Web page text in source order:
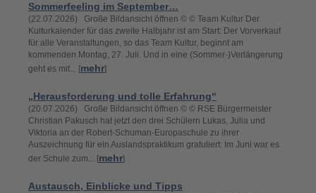
Sommerfeeling im September…
(22.07.2026) Große Bildansicht öffnen © © Team Kultur Der
Kulturkalender für das zweite Halbjahr ist am Start: Der Vorverkauf
für alle Veranstaltungen, so das Team Kultur, beginnt am
kommenden Montag, 27. Juli. Und in eine (Sommer-)Verlängerung
geht es mit... [mehr]
„Herausforderung und tolle Erfahrung“
(20.07.2026) Große Bildansicht öffnen © © RSE Bürgermeister
Christian Pakusch hat jetzt den drei Schülern Lukas, Julia und
Viktoria an der Robert-Schuman-Europaschule zu ihrer
Auszeichnung für ein Auslandspraktikum gratuliert: Im Juni war es
der Schule zum... [mehr]
Austausch, Einblicke und Tipps